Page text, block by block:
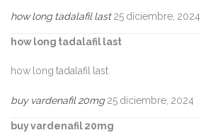
how long tadalafil last 25 diciembre, 2024
how long tadalafil last
how long tadalafil last
buy vardenafil 20mg 25 diciembre, 2024
buy vardenafil 20mg